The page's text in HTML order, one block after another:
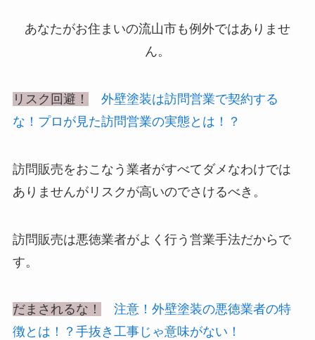
あなたがお住まいの流山市も例外ではありませ
ん。
リスク回避！
外壁塗装は訪問営業で契約する
な！プロが見た訪問営業の実態とは！？
訪問販売をおこなう業者がすべてダメなわけでは
ありませんがリスクが高いのでさけるべき。
訪問販売は悪徳業者がよく行う営業手法だからで
す。
だまされるな！
注意！外壁塗装の悪徳業者の特
徴とは！？手抜き工事じゃ意味がない！